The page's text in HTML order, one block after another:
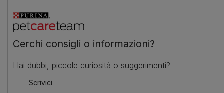
Cerchi consigli o informazioni?
Hai dubbi, piccole curiosità o suggerimenti?
Scrivici